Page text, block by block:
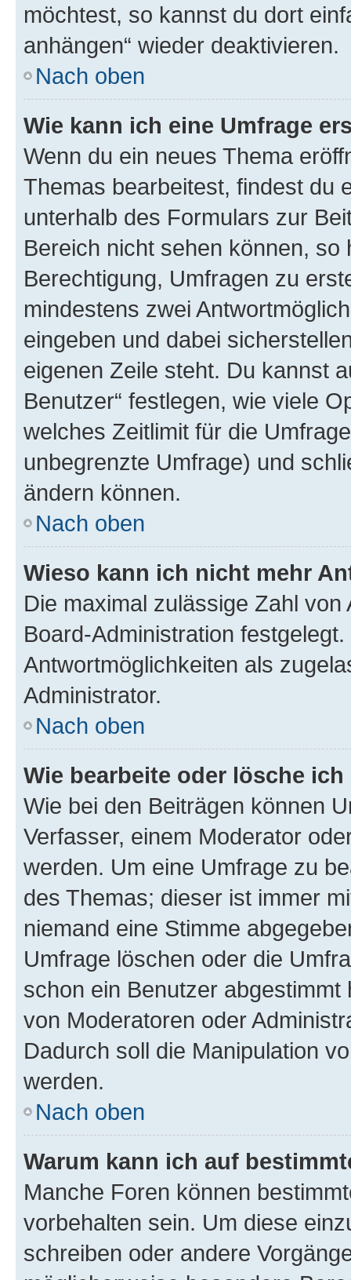
möchtest, so kannst du dort
anhängen“ wieder deaktivieren.
Nach oben
Wie kann ich eine Umfrage
Wenn du ein neues Thema
Themas bearbeitest, findest du
unterhalb des Formulars zur
Bereich nicht sehen können,
Berechtigung, Umfragen zu
mindestens zwei
eingeben und dabei
eigenen Zeile steht. Du kannst
Benutzer“ festlegen, wie viele
welches Zeitlimit für die
unbegrenzte Umfrage) und
ändern können.
Nach oben
Wieso kann ich nicht mehr
Die maximal zulässige Zahl
Board-Administration
Antwortmöglichkeiten als
Administrator.
Nach oben
Wie bearbeite oder lösche
Wie bei den Beiträgen können
Verfasser, einem Moderator
werden. Um eine Umfrage zu
des Themas; dieser ist immer
niemand eine Stimme
Umfrage löschen oder die
schon ein Benutzer
von Moderatoren oder
Dadurch soll die Manipulation
werden.
Nach oben
Warum kann ich auf
Manche Foren können
vorbehalten sein. Um diese
schreiben oder andere